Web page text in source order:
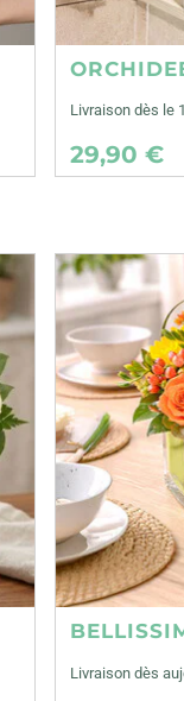
Livraison dès le
29,90 €
Livraison dès